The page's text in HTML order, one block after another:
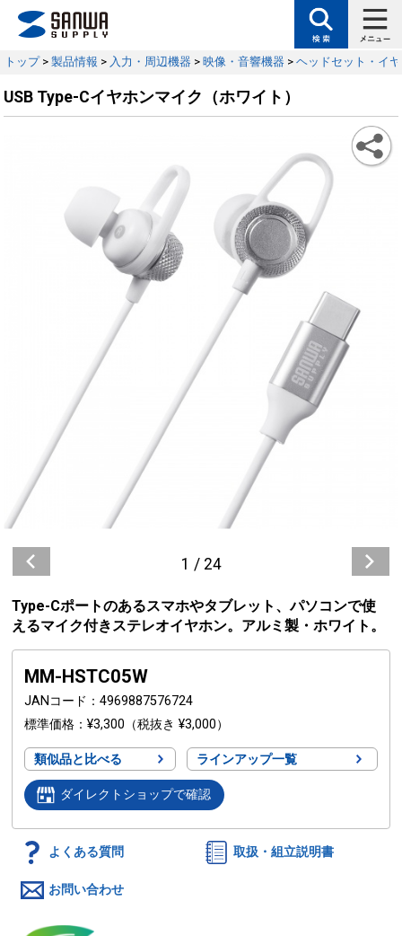
トップ> 製品情報 > 入力・周辺機器 > 映像・音響機器 > ヘッドセット・イ
USB Type-Cイヤホンマイク（ホワイト）
1 / 24
Type-Cポートのあるスマホやタブレット、パソコンで使
えるマイク付きステレオイヤホン。アルミ製・ホワイト。
MM-HSTC05W
JANコード
4969887576724
標準価格
¥3,300 （税抜き ¥3,000）
類似品と比べる ラインアップ一覧
ダイレクトショップで確認
よくある質問 取扱・組立説明書
お問い合わせ